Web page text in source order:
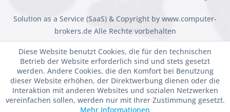
Solution as a Service (SaaS) & Copyright by www.computer-
brokers.de Alle Rechte vorbehalten
Diese Website benutzt Cookies, die für den technischen
Betrieb der Website erforderlich sind und stets gesetzt
werden. Andere Cookies, die den Komfort bei Benutzung
dieser Website erhöhen, der Direktwerbung dienen oder die
Interaktion mit anderen Websites und sozialen Netzwerken
vereinfachen sollen, werden nur mit Ihrer Zustimmung gesetzt.
Mehr Informationen